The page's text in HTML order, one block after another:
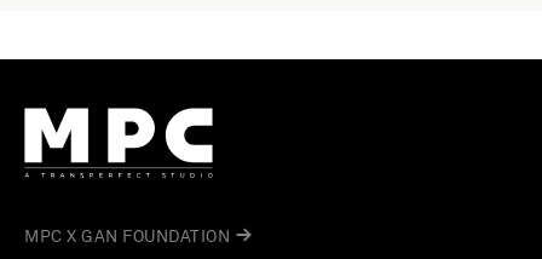
MPC X GAN FOUNDATION